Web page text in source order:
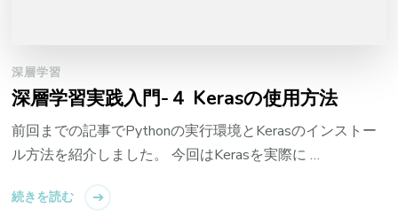
深層学習
深層学習実践入門-４ Kerasの使用方法
前回までの記事でPythonの実行環境とKerasのインストー
ル方法を紹介しました。 今回はKerasを実際に …
続きを読む